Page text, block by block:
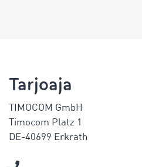
Tarjoaja
TIMOCOM GmbH
Timocom Platz 1
DE-40699 Erkrath